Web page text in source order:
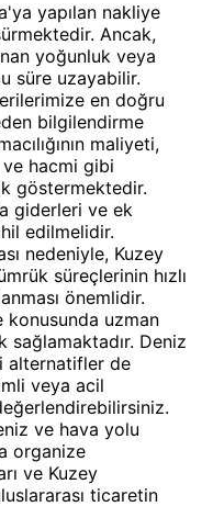
yapılan nakliye
Ancak,
yoğunluk veya
süre uzayabilir.
en doğru
bilgilendirme
maliyeti,
ve hacmi gibi
göstermektedir.
giderleri ve ek
edilmelidir.
nedeniyle, Kuzey
süreçlerinin hızlı
önemlidir.
uzman
sağlamaktadır. Deniz
alternatifler de
veya acil
ve hava yolu
organize
ve Kuzey
ticaretin